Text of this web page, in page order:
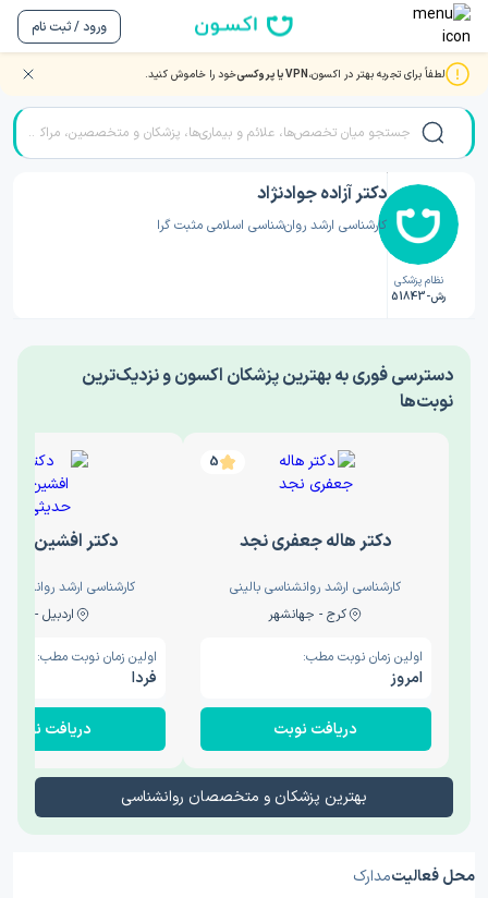
ورود / ثبت نام
لطفاً برای تجربه بهتر در اکسون،VPN یا پروکسی خود را خاموش کنید. صفحه اصلی/دکتر روانشناسی/دکتر آزاده جوادنژاد
نظام پزشکی
رش-51843
دکتر آزاده جوادنژاد
کارشناسی ارشد روان‌شناسی اسلامی مثبت گرا
‎دسترسی فوری به بهترین پزشکان اکسون و نزدیک‌ترین
نوبت‌ها
5
دکتر هاله جعفری نجد
کارشناسی ارشد روانشناسی بالینی
کرج - جهانشهر
اولین زمان نوبت مطب:
امروز
دریافت نوبت
دکتر افشین
کارشناسی ارشد
اردبیل - والی
اولین زمان نوبت مطب:
فردا
دریافت نوبت
بهترین پزشکان و متخصصان روانشناسی
محل فعالیتمدارک